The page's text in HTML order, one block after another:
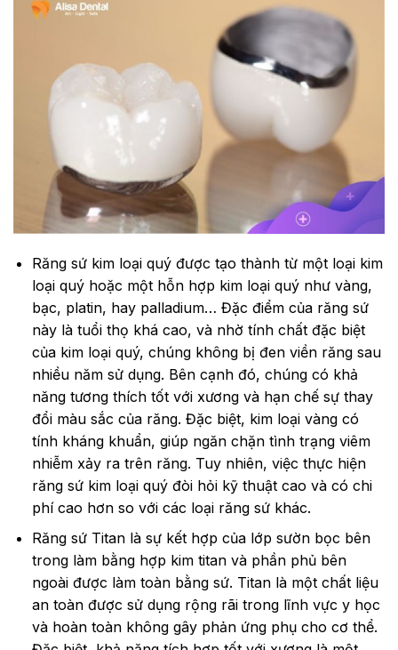
Răng sứ kim loại quý được tạo thành từ một loại kim
loại quý hoặc một hỗn hợp kim loại quý như vàng,
bạc, platin, hay palladium… Đặc điểm của răng sứ
này là tuổi thọ khá cao, và nhờ tính chất đặc biệt
của kim loại quý, chúng không bị đen viền răng sau
nhiều năm sử dụng. Bên cạnh đó, chúng có khả
năng tương thích tốt với xương và hạn chế sự thay
đổi màu sắc của răng. Đặc biệt, kim loại vàng có
tính kháng khuẩn, giúp ngăn chặn tình trạng viêm
nhiễm xảy ra trên răng. Tuy nhiên, việc thực hiện
răng sứ kim loại quý đòi hỏi kỹ thuật cao và có chi
phí cao hơn so với các loại răng sứ khác.
Răng sứ Titan là sự kết hợp của lớp sườn bọc bên
trong làm bằng hợp kim titan và phần phủ bên
ngoài được làm toàn bằng sứ. Titan là một chất liệu
an toàn được sử dụng rộng rãi trong lĩnh vực y học
và hoàn toàn không gây phản ứng phụ cho cơ thể.